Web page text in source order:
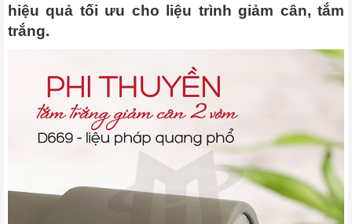
hiệu quả tối ưu cho liệu trình giảm cân, tắm
trắng.